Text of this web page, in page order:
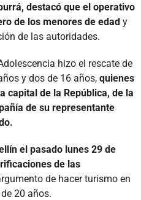
destacó que el operativo
de los menores de edad y
de las autoridades.
hizo el rescate de
y dos de 16 años, quienes
capital de la República, de la
de su representante
el pasado lunes 29 de
de las
de hacer turismo en
20 años.